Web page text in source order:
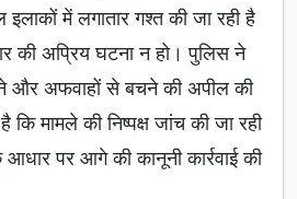
में लगातार गश्त की जा रही है
की अप्रिय घटना न हो। पुलिस ने
और अफवाहों से बचने की अपील की
मामले की निष्पक्ष जांच की जा रही
पर आगे की कानूनी कार्रवाई की